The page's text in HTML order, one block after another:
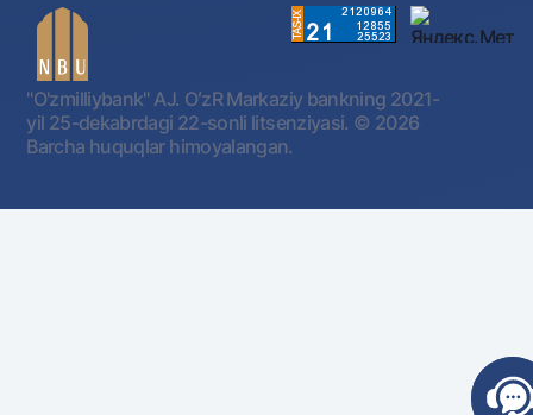
"O'zmilliybank" AJ. OʻzR Markaziy bankning 2021-
yil 25-dekabrdagi 22-sonli litsenziyasi. © 2026
Barcha huquqlar himoyalangan.